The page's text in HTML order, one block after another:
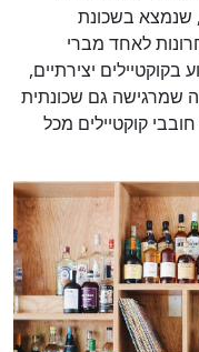
שנמצא בשכונת
לאחד מברי
בקוקטיילים יצירתיים,
שמרגישה גם שכונתית
קוקטיילים מכל